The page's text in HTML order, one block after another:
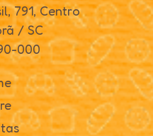
791, Centro
/ SC
000